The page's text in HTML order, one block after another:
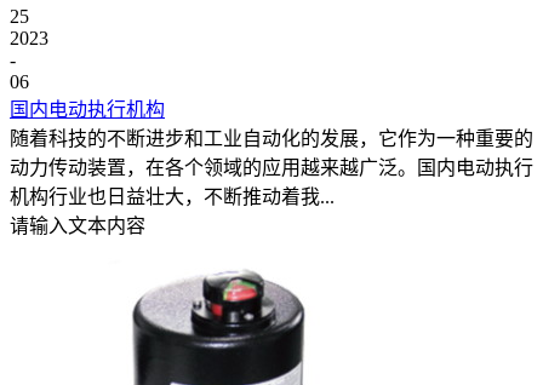
25
2023
-
06
国内电动执行机构
随着科技的不断进步和工业自动化的发展，它作为一种重要的
动力传动装置，在各个领域的应用越来越广泛。国内电动执行
机构行业也日益壮大，不断推动着我...
请输入文本内容